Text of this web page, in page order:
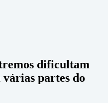
dificultam
partes do